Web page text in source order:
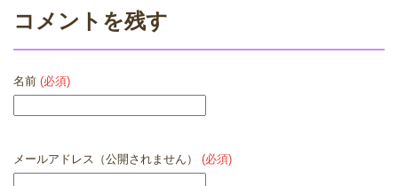
コメントを残す
名前 (必須)
メールアドレス（公開されません） (必須)